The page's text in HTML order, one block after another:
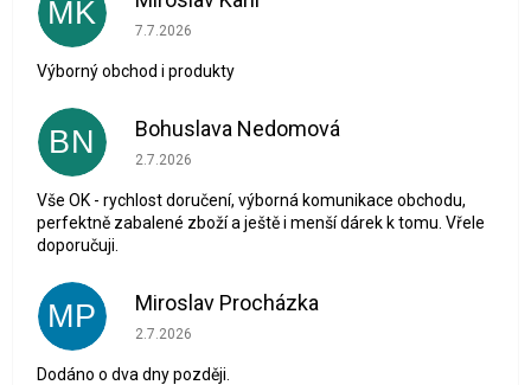
MK Hodnocení obchodu je 5 z 5 hvězdiček.
7.7.2026
Výborný obchod i produkty
BN Bohuslava Nedomová
Hodnocení obchodu je 5 z 5 hvězdiček.
2.7.2026
Vše OK - rychlost doručení, výborná komunikace obchodu,
perfektně zabalené zboží a ještě i menší dárek k tomu. Vřele
doporučuji.
MP Miroslav Procházka
Hodnocení obchodu je 1 z 5 hvězdiček.
2.7.2026
Dodáno o dva dny později.